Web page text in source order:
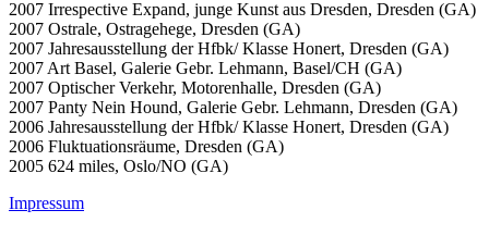
2007 Irrespective Expand, junge Kunst aus Dresden, Dresden (GA)
2007 Ostrale, Ostragehege, Dresden (GA)
2007 Jahresausstellung der Hfbk/ Klasse Honert, Dresden (GA)
2007 Art Basel, Galerie Gebr. Lehmann, Basel/CH (GA)
2007 Optischer Verkehr, Motorenhalle, Dresden (GA)
2007 Panty Nein Hound, Galerie Gebr. Lehmann, Dresden (GA)
2006 Jahresausstellung der Hfbk/ Klasse Honert, Dresden (GA)
2006 Fluktuationsräume, Dresden (GA)
2005 624 miles, Oslo/NO (GA)
Impressum